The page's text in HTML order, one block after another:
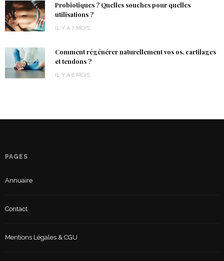
Probiotiques ? Quelles souches pour quelles
utilisations ?
IL Y A 7 MOIS
Comment régénérer naturellement vos os, cartilages
et tendons ?
IL Y A 8 MOIS
PAGES
Annuaire
Contact
Mentions Légales & CGU